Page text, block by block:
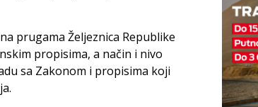
prugama Željeznica Republike
propisima, a način i nivo
sa Zakonom i propisima koji